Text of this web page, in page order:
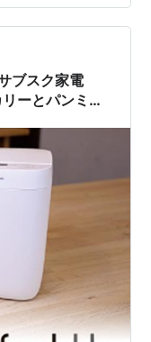
た。 スペック上
広さやゴミの量
記事でわかるこ
ブスク家電
ーとパンミッ